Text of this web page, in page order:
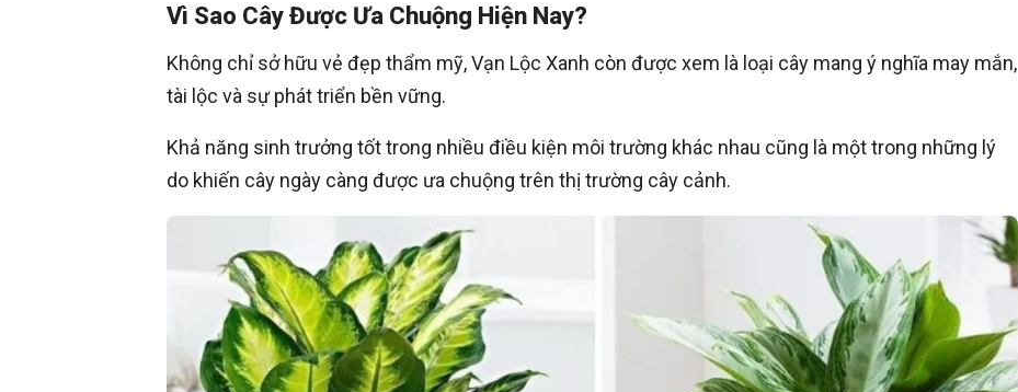
Vì Sao Cây Được Ưa Chuộng Hiện Nay?
Không chỉ sở hữu vẻ đẹp thẩm mỹ, Vạn Lộc Xanh còn được xem là loại cây mang ý nghĩa may mắn,
tài lộc và sự phát triển bền vững.
Khả năng sinh trưởng tốt trong nhiều điều kiện môi trường khác nhau cũng là một trong những lý
do khiến cây ngày càng được ưa chuộng trên thị trường cây cảnh.